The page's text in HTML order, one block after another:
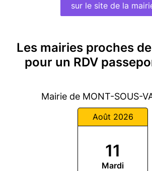
sur le site de la
Les mairies proches
pour un RDV
Mairie de MONT-SOUS-
Août 2026
11
Mardi